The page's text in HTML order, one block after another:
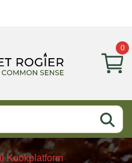
0
Kookplatform